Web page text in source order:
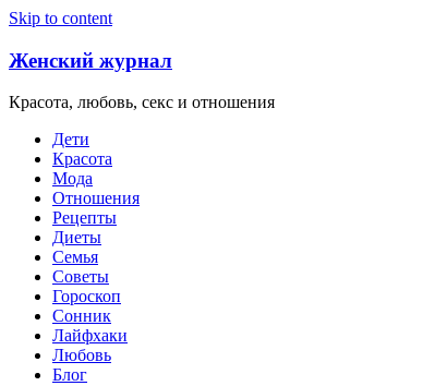
Skip to content
Женский журнал
Красота, любовь, секс и отношения
Дети
Красота
Мода
Отношения
Рецепты
Диеты
Семья
Советы
Гороскоп
Сонник
Лайфхаки
Любовь
Блог